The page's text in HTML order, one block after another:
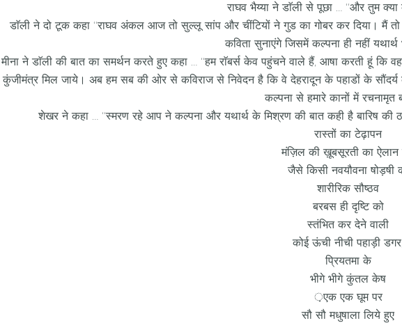
राघव भैय्या ने डाॅली से पूछा … ‘‘और तुम क्या
डाॅली ने दो टूक कहा ‘‘राघव अंकल आज तो सुल्लू सांप और चींटियों ने गुड का गोबर कर दिया। मैं
कविता सुनाएंगे जिसमें कल्पना ही नहीं यथार्थ
मीना ने डाॅली की बात का समर्थन करते हुए कहा … ‘‘हम राॅबर्स केव पहुंचने वाले हैं, आषा करती हूं कि
कुंजीमंत्र मिल जाये। अब हम सब की ओर से कविराज से निवेदन है कि वे देहरादून के पहाडों के सौंदर्य
कल्पना से हमारे कानों में रचनामृत
शेखर ने कहा … ‘‘स्मरण रहे आप ने कल्पना और यथार्थ के मिश्रण की बात कही है बारिष
रास्तों का टेढ़ापन
मंज़िल की ख़ूबसूरती का ऐलान
जैसे किसी नवयौवना षोड़षी
शारीरिक सौष्ठव
बरबस ही दृष्टि को
स्तंभित कर देने वाली
कोई ऊंची नीची पहाड़ी डगर,
प्रियतमा के
भीगे भीगे कुंतल केष
़एक एक घूम पर
सौ सौ मधुषाला लिये हुए